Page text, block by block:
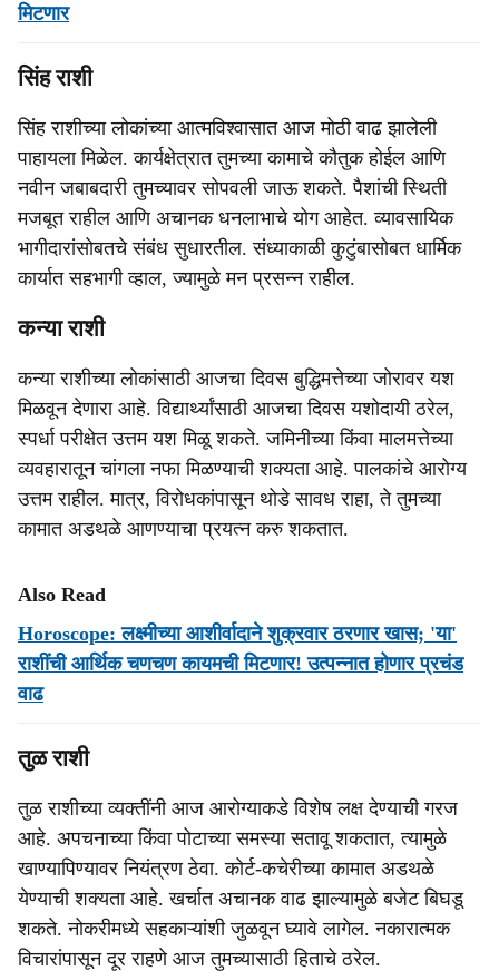
मिटणार
सिंह राशी
सिंह राशीच्या लोकांच्या आत्मविश्वासात आज मोठी वाढ झालेली
पाहायला मिळेल. कार्यक्षेत्रात तुमच्या कामाचे कौतुक होईल आणि
नवीन जबाबदारी तुमच्यावर सोपवली जाऊ शकते. पैशांची स्थिती
मजबूत राहील आणि अचानक धनलाभाचे योग आहेत. व्यावसायिक
भागीदारांसोबतचे संबंध सुधारतील. संध्याकाळी कुटुंबासोबत धार्मिक
कार्यात सहभागी व्हाल, ज्यामुळे मन प्रसन्न राहील.
कन्या राशी
कन्या राशीच्या लोकांसाठी आजचा दिवस बुद्धिमत्तेच्या जोरावर यश
मिळवून देणारा आहे. विद्यार्थ्यांसाठी आजचा दिवस यशोदायी ठरेल,
स्पर्धा परीक्षेत उत्तम यश मिळू शकते. जमिनीच्या किंवा मालमत्तेच्या
व्यवहारातून चांगला नफा मिळण्याची शक्यता आहे. पालकांचे आरोग्य
उत्तम राहील. मात्र, विरोधकांपासून थोडे सावध राहा, ते तुमच्या
कामात अडथळे आणण्याचा प्रयत्न करु शकतात.
Also Read
Horoscope: लक्ष्मीच्या आशीर्वादाने शुक्रवार ठरणार खास; 'या'
राशींची आर्थिक चणचण कायमची मिटणार! उत्पन्नात होणार प्रचंड
वाढ
तुळ राशी
तुळ राशीच्या व्यक्तींनी आज आरोग्याकडे विशेष लक्ष देण्याची गरज
आहे. अपचनाच्या किंवा पोटाच्या समस्या सतावू शकतात, त्यामुळे
खाण्यापिण्यावर नियंत्रण ठेवा. कोर्ट-कचेरीच्या कामात अडथळे
येण्याची शक्यता आहे. खर्चात अचानक वाढ झाल्यामुळे बजेट बिघडू
शकते. नोकरीमध्ये सहकाऱ्यांशी जुळवून घ्यावे लागेल. नकारात्मक
विचारांपासून दूर राहणे आज तुमच्यासाठी हिताचे ठरेल.